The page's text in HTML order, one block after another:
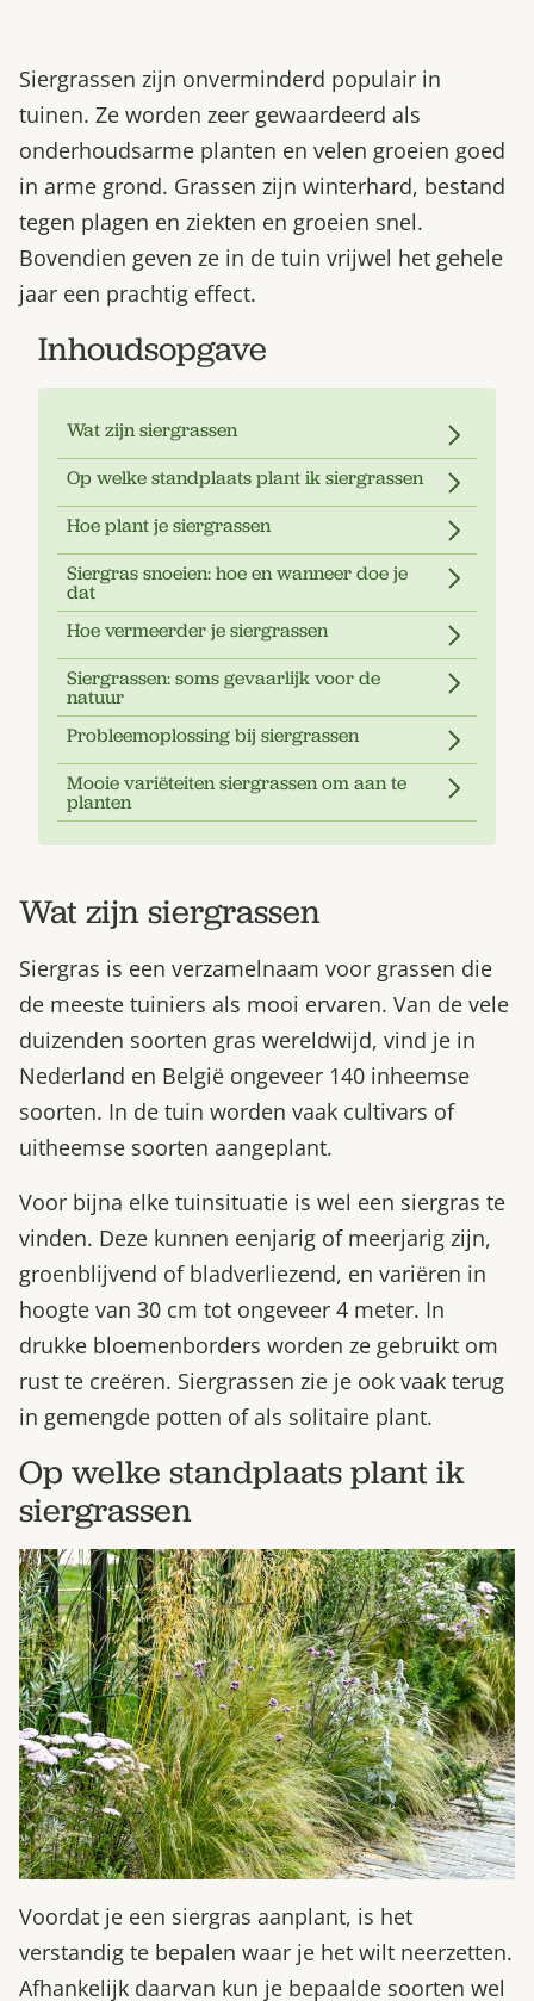
Siergrassen zijn onverminderd populair in
tuinen. Ze worden zeer gewaardeerd als
onderhoudsarme planten en velen groeien goed
in arme grond. Grassen zijn winterhard, bestand
tegen plagen en ziekten en groeien snel.
Bovendien geven ze in de tuin vrijwel het gehele
jaar een prachtig effect.
Inhoudsopgave
Wat zijn siergrassen
Op welke standplaats plant ik siergrassen
Hoe plant je siergrassen
Siergras snoeien: hoe en wanneer doe je
dat
Hoe vermeerder je siergrassen
Siergrassen: soms gevaarlijk voor de
natuur
Probleemoplossing bij siergrassen
Mooie variëteiten siergrassen om aan te
planten
Wat zijn siergrassen
Siergras is een verzamelnaam voor grassen die
de meeste tuiniers als mooi ervaren. Van de vele
duizenden soorten gras wereldwijd, vind je in
Nederland en België ongeveer 140 inheemse
soorten. In de tuin worden vaak cultivars of
uitheemse soorten aangeplant.
Voor bijna elke tuinsituatie is wel een siergras te
vinden. Deze kunnen eenjarig of meerjarig zijn,
groenblijvend of bladverliezend, en variëren in
hoogte van 30 cm tot ongeveer 4 meter. In
drukke bloemenborders worden ze gebruikt om
rust te creëren. Siergrassen zie je ook vaak terug
in gemengde potten of als solitaire plant.
Op welke standplaats plant ik
siergrassen
Voordat je een siergras aanplant, is het
verstandig te bepalen waar je het wilt neerzetten.
Afhankelijk daarvan kun je bepaalde soorten wel